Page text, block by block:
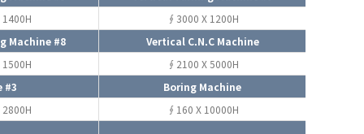
∮3000 X 1200H
Machine #8
Vertical C.N.C Machine
∮2100 X 5000H
#3
Boring Machine
∮160 X 10000H